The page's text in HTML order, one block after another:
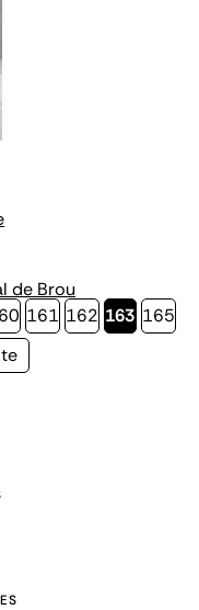
de Brou
Page
161 Page
162 Page
163 Page
165